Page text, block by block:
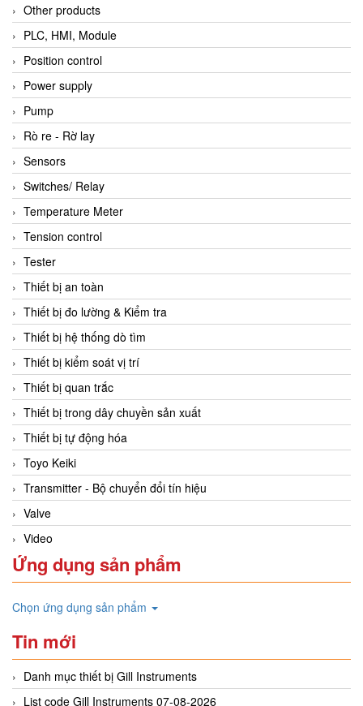
Other products
PLC, HMI, Module
Position control
Power supply
Pump
Rò re - Rờ lay
Sensors
Switches/ Relay
Temperature Meter
Tension control
Tester
Thiết bị an toàn
Thiết bị đo lường & Kiểm tra
Thiết bị hệ thống dò tìm
Thiết bị kiểm soát vị trí
Thiết bị quan trắc
Thiết bị trong dây chuyền sản xuất
Thiết bị tự động hóa
Toyo Keiki
Transmitter - Bộ chuyển đổi tín hiệu
Valve
Video
Ứng dụng sản phẩm
Chọn ứng dụng sản phẩm
Tin mới
Danh mục thiết bị Gill Instruments
List code Gill Instruments 07-08-2026